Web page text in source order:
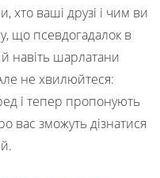
хто ваші друзі і чим ви
що псевдогадалок в
навіть шарлатани
не хвилюйтеся:
і тепер пропонують
вас зможуть дізнатися